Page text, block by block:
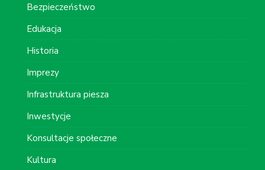
Bezpieczeństwo
Edukacja
Historia
Imprezy
Infrastruktura piesza
Inwestycje
Konsultacje społeczne
Kultura